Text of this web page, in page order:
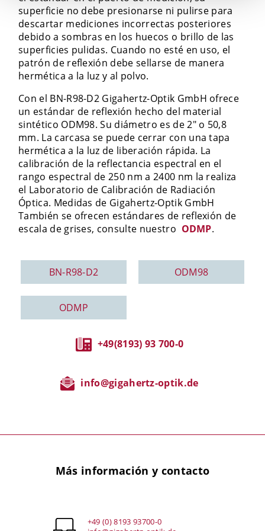
superficie no debe presionarse ni pulirse para
descartar mediciones incorrectas posteriores
debido a sombras en los huecos o brillo de las
superficies pulidas. Cuando no esté en uso, el
patrón de reflexión debe sellarse de manera
hermética a la luz y al polvo.
Con el BN-R98-D2 Gigahertz-Optik GmbH ofrece
un estándar de reflexión hecho del material
sintético ODM98. Su diámetro es de 2" o 50,8
mm. La carcasa se puede cerrar con una tapa
hermética a la luz de liberación rápida. La
calibración de la reflectancia espectral en el
rango espectral de 250 nm a 2400 nm la realiza
el Laboratorio de Calibración de Radiación
Óptica. Medidas de Gigahertz-Optik GmbH
También se ofrecen estándares de reflexión de
escala de grises, consulte nuestro ODMP.
BN-R98-D2 ODM98
ODMP
+49(8193) 93 700-0
info@gigahertz-optik.de
Más información y contacto
+49 (0) 8193 93700-0